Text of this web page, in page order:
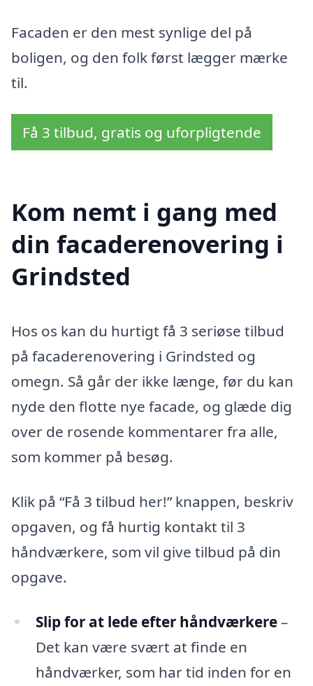
Facaden er den mest synlige del på
boligen, og den folk først lægger mærke
til.
Få 3 tilbud, gratis og uforpligtende
Kom nemt i gang med
din facaderenovering i
Grindsted
Hos os kan du hurtigt få 3 seriøse tilbud
på facaderenovering i Grindsted og
omegn. Så går der ikke længe, før du kan
nyde den flotte nye facade, og glæde dig
over de rosende kommentarer fra alle,
som kommer på besøg.
Klik på “Få 3 tilbud her!” knappen, beskriv
opgaven, og få hurtig kontakt til 3
håndværkere, som vil give tilbud på din
opgave.
Slip for at lede efter håndværkere–
Det kan være svært at finde en
håndværker, som har tid inden for en